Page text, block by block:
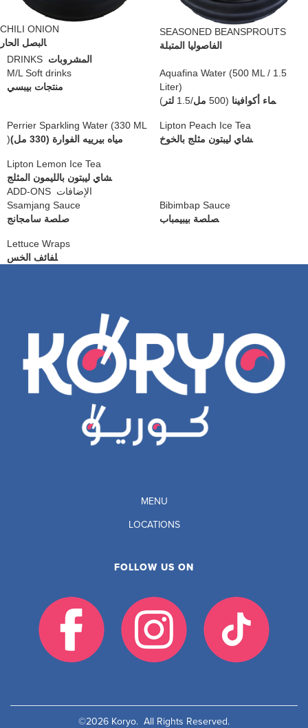
CHILI ONION
البصل الحار
SEASONED BEANSPROUTS
الفاصوليا المتبلة
DRINKS المشروبات
M/L Soft drinks
منتجات بيبسي
Aquafina Water (500 ML / 1.5
Liter)
ماء أكوافينا (500 مل/1.5 لتر )
Perrier Sparkling Water (330 ML
)
مياه بيرييه الفوارة (330 مل)
Lipton Peach Ice Tea
شاي ليبتون مثلج بالخوخ
Lipton Lemon Ice Tea
شاي ليبتون بالليمون المثلج
ADD-ONS الإضافات
Ssamjang Sauce
صلصة سامجانج
Bibimbap Sauce
صلصة بيبيمباب
Lettuce Wraps
لفائف الخس
MENU
LOCATIONS
FOLLOW US ON
©2026 Koryo. All Rights Reserved.